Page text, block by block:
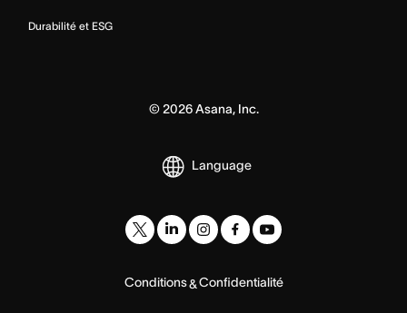
Durabilité et ESG
© 2026Asana, Inc.
Language
Conditions&Confidentialité